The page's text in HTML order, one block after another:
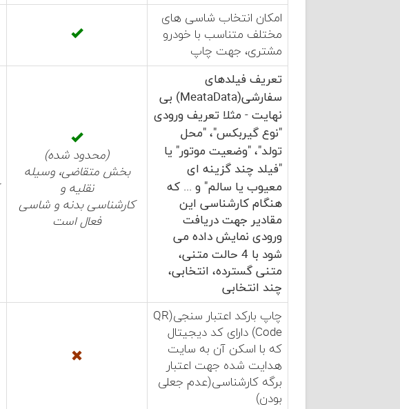
امکان انتخاب شاسی های
مختلف متناسب با خودرو
مشتری، جهت چاپ
تعریف فیلدهای
سفارشی
(MeataData) بی
نهایت - مثلا تعریف ورودی
"نوع گیربکس"، "محل
تولد"، "وضعیت موتور" یا
"فیلد چند گزینه ای
معیوب یا سالم" و ... که
هنگام کارشناسی این
مقادیر جهت دریافت
ورودی نمایش داده می
شود با 4 حالت متنی،
متنی گسترده، انتخابی،
چند انتخابی
(محدود شده)
بخش متقاضی، وسیله
نقلیه و
کارشناسی بدنه و شاسی
فعال است
چاپ بارکد اعتبار سنجی(QR
Code) دارای کد دیجیتال
که با اسکن آن به سایت
هدایت شده جهت اعتبار
برگه کارشناسی(عدم جعلی
بودن)